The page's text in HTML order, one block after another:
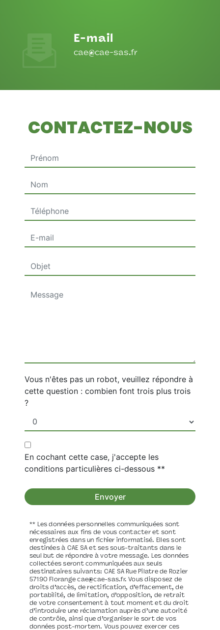
E-mail
cae@cae-sas.fr
CONTACTEZ-NOUS
Vous n'êtes pas un robot, veuillez répondre à
cette question : combien font trois plus trois
?
En cochant cette case, j'accepte les
conditions particulières ci-dessous **
Envoyer
** Les données personnelles communiquées sont
nécessaires aux fins de vous contacter et sont
enregistrées dans un fichier informatisé. Elles sont
destinées à CAE SA et ses sous-traitants dans le
seul but de répondre à votre message. Les données
collectées seront communiquées aux seuls
destinataires suivants: CAE SA Rue Pilatre de Rozier
57190 Florange cae@cae-sas.fr. Vous disposez de
droits d’accès, de rectification, d’effacement, de
portabilité, de limitation, d’opposition, de retrait
de votre consentement à tout moment et du droit
d’introduire une réclamation auprès d’une autorité
de contrôle, ainsi que d’organiser le sort de vos
données post-mortem. Vous pouvez exercer ces